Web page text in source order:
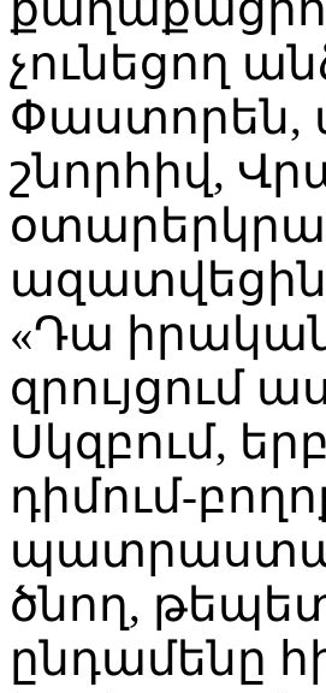
չունեցող
Փաստորեն,
շնորհիվ,
ազատվեցին
«Դա
զրույցում
Սկզբում,
դիմում-
ծնող,
ընդամենը